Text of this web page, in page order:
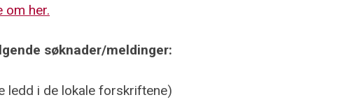
om her.
søknader/meldinger:
ledd i de lokale forskriftene)